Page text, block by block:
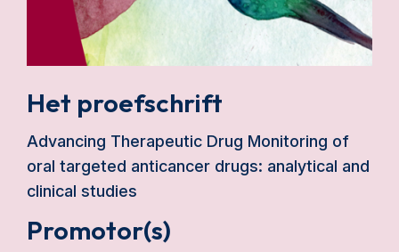
Het proefschrift
Advancing Therapeutic Drug Monitoring of
oral targeted anticancer drugs: analytical and
clinical studies
Promotor(s)